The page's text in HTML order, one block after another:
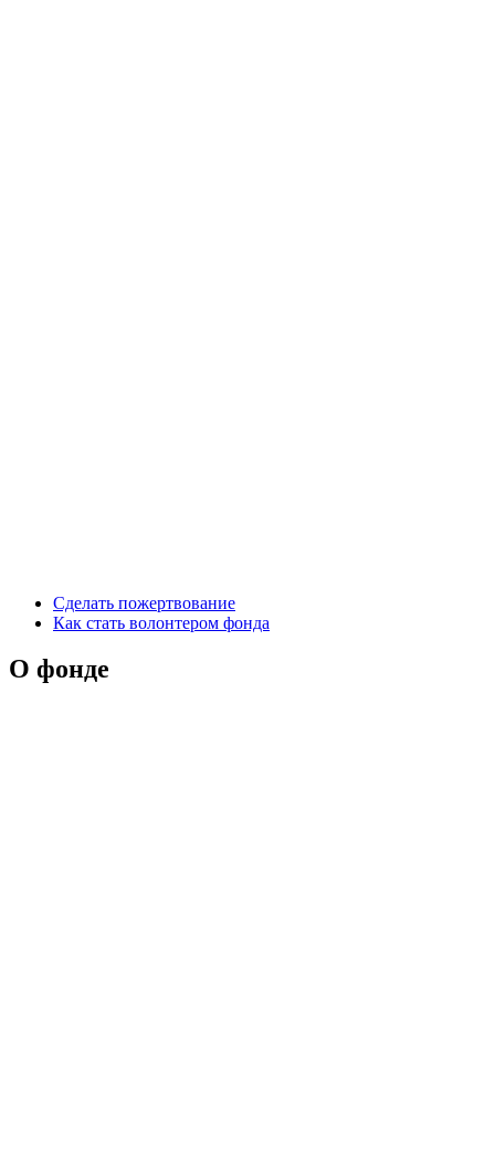
Сделать пожертвование
Как стать волонтером фонда
О фонде